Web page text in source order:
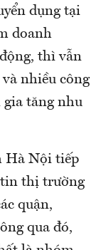
dụng tại
doanh
thì vẫn
nhiều công
gia tăng nhu
Hà Nội tiếp
tin thị trường
quận,
qua đó,